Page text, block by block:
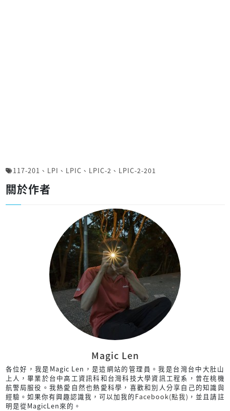
117-201 、 LPI 、 LPIC 、 LPIC-2 、 LPIC-2-201
關於作者
Magic Len
各位好，我是Magic Len，是這網站的管理員。我是台灣台中大肚山
上人，畢業於台中高工資訊科和台灣科技大學資訊工程系，曾在桃機
航警局服役。我熱愛自然也熱愛科學，喜歡和別人分享自己的知識與
經驗。如果你有興趣認識我，可以加我的Facebook(點我) ，並且請註
明是從MagicLen來的。